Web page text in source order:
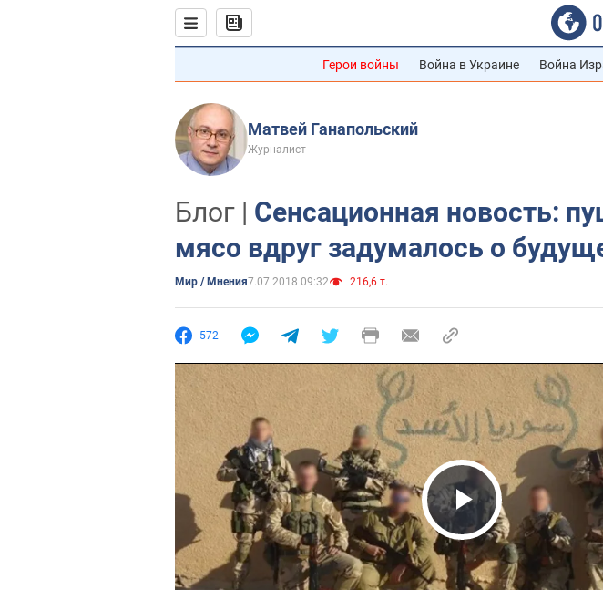
Герои войны Война в Украине Война
Матвей Ганапольский
Журналист
Блог | Сенсационная новость:
мясо вдруг задумалось о
Мир / Мнения7.07.2018 09:32 216,6 т.
572
Play Video